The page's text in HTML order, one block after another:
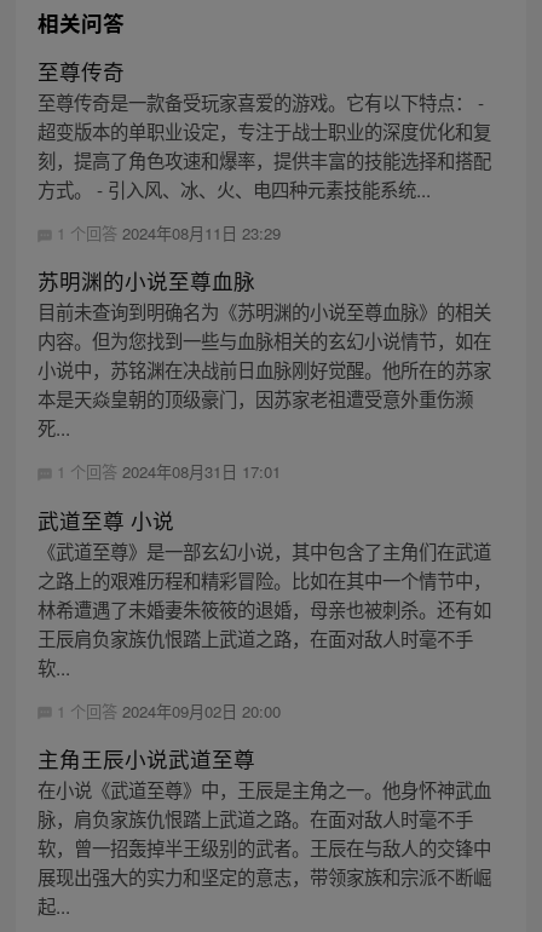
相关问答
至尊传奇
至尊传奇是一款备受玩家喜爱的游戏。它有以下特点： -
超变版本的单职业设定，专注于战士职业的深度优化和复
刻，提高了角色攻速和爆率，提供丰富的技能选择和搭配
方式。 - 引入风、冰、火、电四种元素技能系统...
1 个回答 2024年08月11日 23:29
苏明渊的小说至尊血脉
目前未查询到明确名为《苏明渊的小说至尊血脉》的相关
内容。但为您找到一些与血脉相关的玄幻小说情节，如在
小说中，苏铭渊在决战前日血脉刚好觉醒。他所在的苏家
本是天焱皇朝的顶级豪门，因苏家老祖遭受意外重伤濒
死...
1 个回答 2024年08月31日 17:01
武道至尊 小说
《武道至尊》是一部玄幻小说，其中包含了主角们在武道
之路上的艰难历程和精彩冒险。比如在其中一个情节中，
林希遭遇了未婚妻朱筱筱的退婚，母亲也被刺杀。还有如
王辰肩负家族仇恨踏上武道之路，在面对敌人时毫不手
软...
1 个回答 2024年09月02日 20:00
主角王辰小说武道至尊
在小说《武道至尊》中，王辰是主角之一。他身怀神武血
脉，肩负家族仇恨踏上武道之路。在面对敌人时毫不手
软，曾一招轰掉半王级别的武者。王辰在与敌人的交锋中
展现出强大的实力和坚定的意志，带领家族和宗派不断崛
起...